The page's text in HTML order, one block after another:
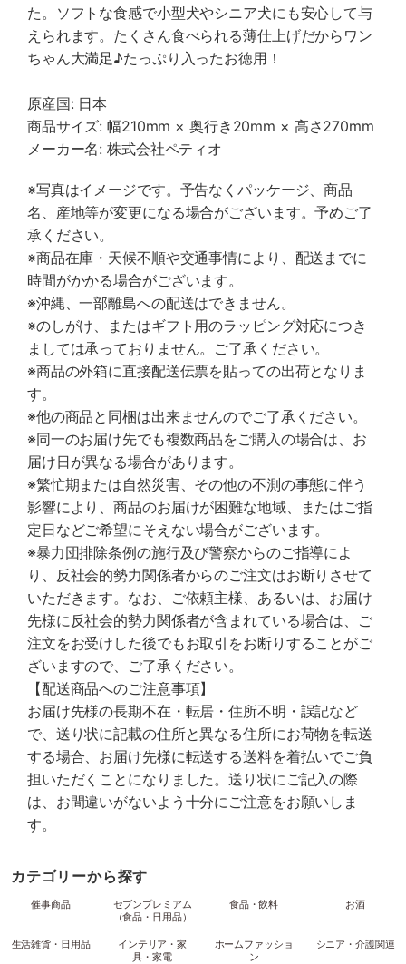
た。ソフトな食感で小型犬やシニア犬にも安心して与
えられます。たくさん食べられる薄仕上げだからワン
ちゃん大満足♪たっぷり入ったお徳用！
原産国: 日本
商品サイズ: 幅210mm × 奥行き20mm × 高さ270mm
メーカー名: 株式会社ペティオ
※写真はイメージです。予告なくパッケージ、商品
名、産地等が変更になる場合がございます。予めご了
承ください。
※商品在庫・天候不順や交通事情により、配送までに
時間がかかる場合がございます。
※沖縄、一部離島への配送はできません。
※のしがけ、またはギフト用のラッピング対応につき
ましては承っておりません。ご了承ください。
※商品の外箱に直接配送伝票を貼っての出荷となりま
す。
※他の商品と同梱は出来ませんのでご了承ください。
※同一のお届け先でも複数商品をご購入の場合は、お
届け日が異なる場合があります。
※繁忙期または自然災害、その他の不測の事態に伴う
影響により、商品のお届けが困難な地域、またはご指
定日などご希望にそえない場合がございます。
※暴力団排除条例の施行及び警察からのご指導によ
り、反社会的勢力関係者からのご注文はお断りさせて
いただきます。なお、ご依頼主様、あるいは、お届け
先様に反社会的勢力関係者が含まれている場合は、ご
注文をお受けした後でもお取引をお断りすることがご
ざいますので、ご了承ください。
【配送商品へのご注意事項】
お届け先様の長期不在・転居・住所不明・誤記など
で、送り状に記載の住所と異なる住所にお荷物を転送
する場合、お届け先様に転送する送料を着払いでご負
担いただくことになりました。送り状にご記入の際
は、お間違いがないよう十分にご注意をお願いしま
す。
カテゴリーから探す
催事商品
セブンプレミアム
（食品・日用品）
食品・飲料 お酒
生活雑貨・日用品
インテリア・家
具・家電
ホームファッショ
ン
シニア・介護関連